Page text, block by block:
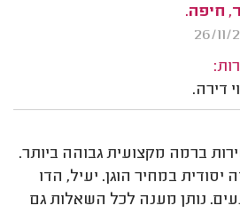
חיפה.
דירה.
ברמה מקצועית גבוהה ביותר.
במחיר הוגן. יעיל, הדו
נותן מענה לכל השאלות גם